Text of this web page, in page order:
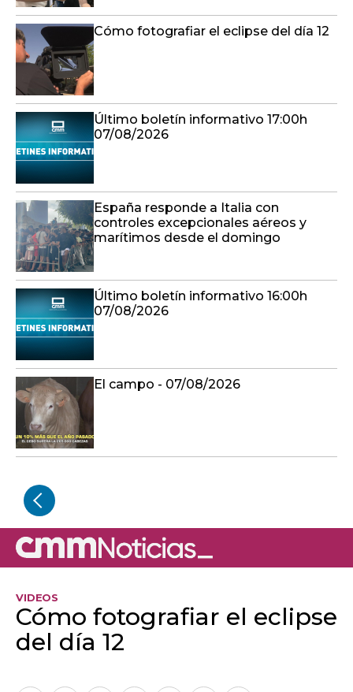
Cómo fotografiar el eclipse del día 12
Último boletín informativo 17:00h
07/08/2026
España responde a Italia con
controles excepcionales aéreos y
marítimos desde el domingo
Último boletín informativo 16:00h
07/08/2026
El campo - 07/08/2026
VIDEOS
Cómo fotografiar el eclipse
del día 12
Algo salió mal.